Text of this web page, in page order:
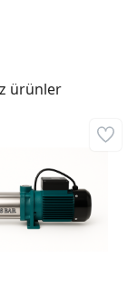
ürünler